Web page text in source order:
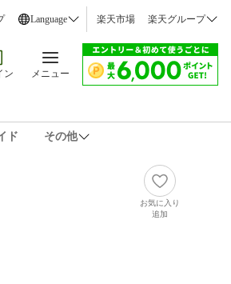
Language 楽天市場 楽天グループ
ン メニュー
ド その他
お気に入り
追加